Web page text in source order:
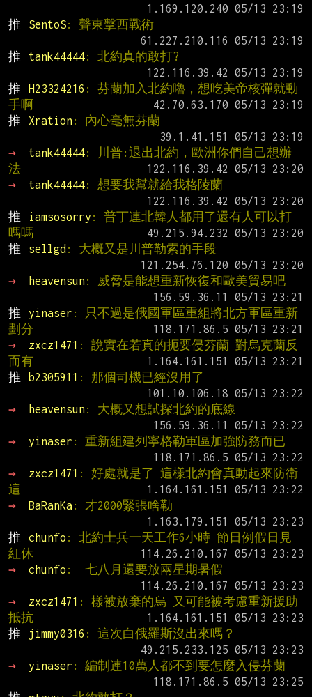
推
SentoS: 聲東擊西戰術
推
tank44444: 北約真的敢打?
推
H23324216 : 芬蘭加入北約嚕，想吃美帝核彈就動
手啊
推
Xration: 內心毫無芬蘭
→
tank44444: 川普:退出北約，歐洲你們自己想辦
法
→
tank44444: 想要我幫就給我格陵蘭
推
iamsosorry : 普丁連北韓人都用了還有人可以打
嗎嗎
推
sellgd : 大概又是川普勒索的手段
→
heavensun: 威脅是能想重新恢復和歐美貿易吧
推
yinaser : 只不過是俄國軍區重組將北方軍區重新
劃分
→
zxcz1471 : 說實在若真的扼要侵芬蘭 對烏克蘭反
而有
推
b2305911 : 那個司機已經沒用了
→
heavensun: 大概又想試探北約的底線
→
yinaser : 重新組建列寧格勒軍區加強防務而已
→
zxcz1471 : 好處就是了 這樣北約會真動起來防衛
這
→
BaRanKa: 才2000緊張啥勒
推
chunfo : 北約士兵一天工作6小時 節日例假日見
紅休
→
chunfo :  七八月還要放兩星期暑假
→
zxcz1471 : 樣被放棄的烏 又可能被考慮重新援助
抵抗
推
jimmy0316 : 這次白俄羅斯沒出來嗎？
→
yinaser : 編制連10萬人都不到要怎麼入侵芬蘭